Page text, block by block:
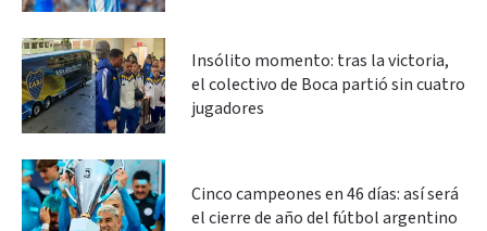
Insólito momento: tras la victoria,
el colectivo de Boca partió sin cuatro
jugadores
Cinco campeones en 46 días: así será
el cierre de año del fútbol argentino